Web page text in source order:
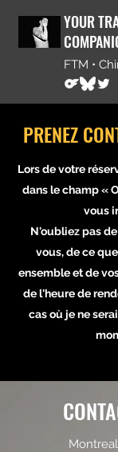
YOUR
FTM •
PRENEZ
Lors de votre
dans le champ «
vous
N'oubliez pas
vous, de ce
ensemble et de
de l'heure de
cas où je ne